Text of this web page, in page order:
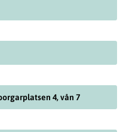
4, vån 7